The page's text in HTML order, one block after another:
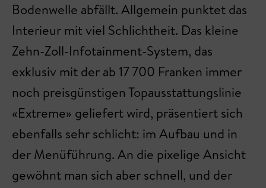
Bodenwelle abfällt. Allgemein punktet das
Interieur mit viel Schlichtheit. Das kleine
Zehn-Zoll-Infotainment-System, das
exklusiv mit der ab 17 700 Franken immer
noch preisgünstigen Topausstattungslinie
«Extreme» geliefert wird, präsentiert sich
ebenfalls sehr schlicht: im Aufbau und in
der Menüführung. An die pixelige Ansicht
gewöhnt man sich aber schnell, und der